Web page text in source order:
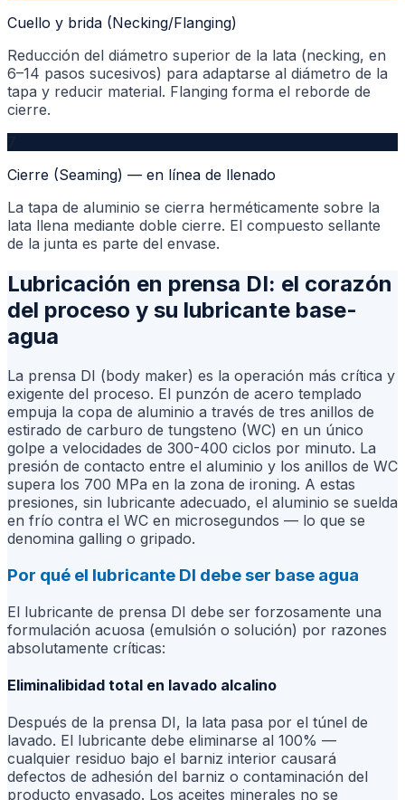
Cuello y brida (Necking/Flanging)
Reducción del diámetro superior de la lata (necking, en
6–14 pasos sucesivos) para adaptarse al diámetro de la
tapa y reducir material. Flanging forma el reborde de
cierre.
Cierre (Seaming) — en línea de llenado
La tapa de aluminio se cierra herméticamente sobre la
lata llena mediante doble cierre. El compuesto sellante
de la junta es parte del envase.
Lubricación en prensa DI: el corazón
del proceso y su lubricante base-
agua
La prensa DI (body maker) es la operación más crítica y
exigente del proceso. El punzón de acero templado
empuja la copa de aluminio a través de tres anillos de
estirado de carburo de tungsteno (WC) en un único
golpe a velocidades de 300-400 ciclos por minuto. La
presión de contacto entre el aluminio y los anillos de WC
supera los 700 MPa en la zona de ironing. A estas
presiones, sin lubricante adecuado, el aluminio se suelda
en frío contra el WC en microsegundos — lo que se
denomina galling o gripado.
Por qué el lubricante DI debe ser base agua
El lubricante de prensa DI debe ser forzosamente una
formulación acuosa (emulsión o solución) por razones
absolutamente críticas:
Eliminalibidad total en lavado alcalino
Después de la prensa DI, la lata pasa por el túnel de
lavado. El lubricante debe eliminarse al 100% —
cualquier residuo bajo el barniz interior causará
defectos de adhesión del barniz o contaminación del
producto envasado. Los aceites minerales no se